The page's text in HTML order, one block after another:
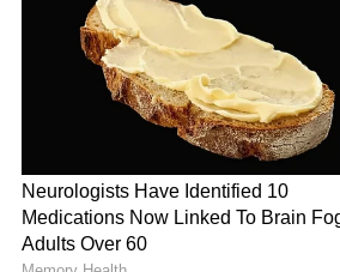
இருந்து "app selector"
4a, Pixel 4a 5G, Pixel 5, Pixel 5G,
ஆகியவை மேற்கண்ட இந்த